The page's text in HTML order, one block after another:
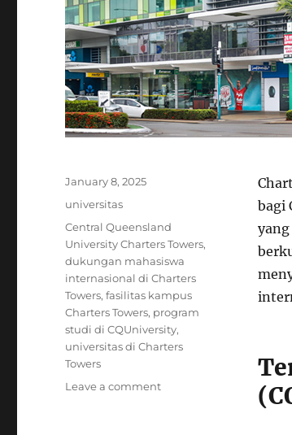
bagi
Posted
January 8, 2025
Categories
universitas
Tags
Central Queensland
University Charters Towers,
dukungan mahasiswa
internasional di Charters
Towers,fasilitas kampus
Charters Towers, program
studi di CQUniversity,
universitas di Charters
Towers
Leave a commenton